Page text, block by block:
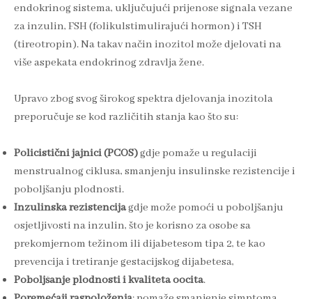
endokrinog sistema, uključujući prijenose signala vezane
za inzulin, FSH (folikulstimulirajući hormon) i TSH
(tireotropin). Na takav način inozitol može djelovati na
više aspekata endokrinog zdravlja žene.
Upravo zbog svog širokog spektra djelovanja inozitola
preporučuje se kod različitih stanja kao što su:
Policistični jajnici (PCOS)gdje pomaže u regulaciji
menstrualnog ciklusa, smanjenju insulinske rezistencije i
poboljšanju plodnosti.
Inzulinska rezistencijagdje može pomoći u poboljšanju
osjetljivosti na inzulin, što je korisno za osobe sa
prekomjernom težinom ili dijabetesom tipa 2, te kao
prevencija i tretiranje gestacijskog dijabetesa,
Poboljšanje plodnosti i kvaliteta oocita.